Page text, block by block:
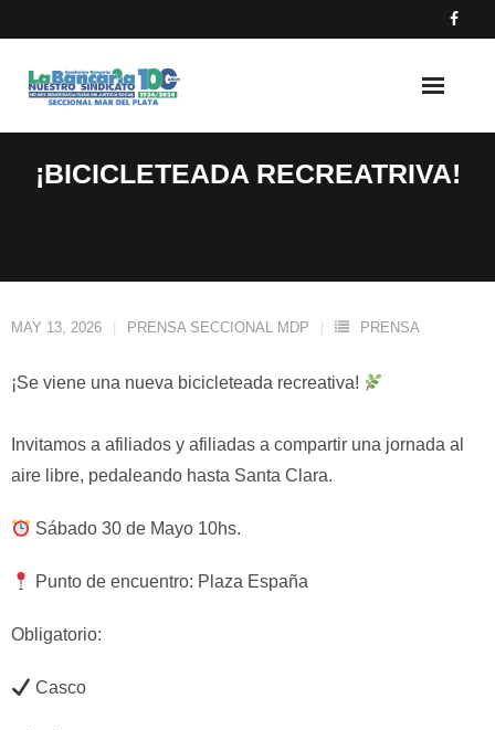
to
content
¡BICICLETEADA RECREATRIVA!
MAY 13, 2026 PRENSA SECCIONAL MDP PRENSA
¡Se viene una nueva bicicleteada recreativa!
Invitamos a afiliados y afiliadas a compartir una jornada al
aire libre, pedaleando hasta Santa Clara.
Sábado 30 de Mayo 10hs.
Punto de encuentro: Plaza España
Obligatorio:
Casco